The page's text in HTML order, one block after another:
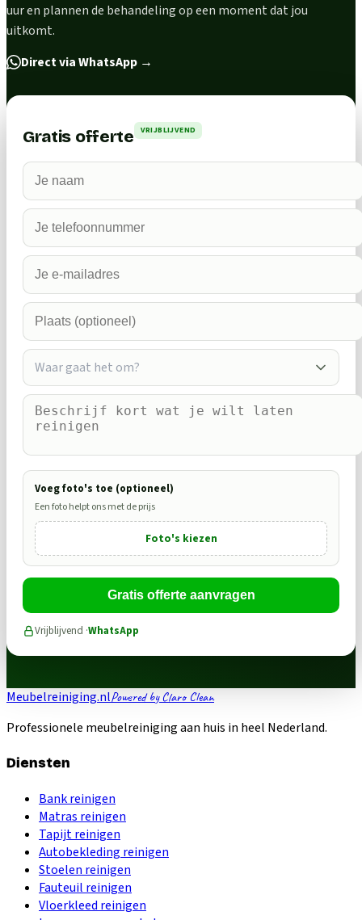
uur en plannen de behandeling op een moment dat jou
uitkomt.
Direct via WhatsApp →
Gratis offerte VRIJBLIJVEND
Waar gaat het om?
Voeg foto's toe (optioneel)
Een foto helpt ons met de prijs
Foto's kiezen
Gratis offerte aanvragen
Vrijblijvend ·WhatsApp
Meubelreiniging.nlPowered by Claro Clean
Professionele meubelreiniging aan huis in heel Nederland.
Diensten
Bank reinigen
Matras reinigen
Tapijt reinigen
Autobekleding reinigen
Stoelen reinigen
Fauteuil reinigen
Vloerkleed reinigen